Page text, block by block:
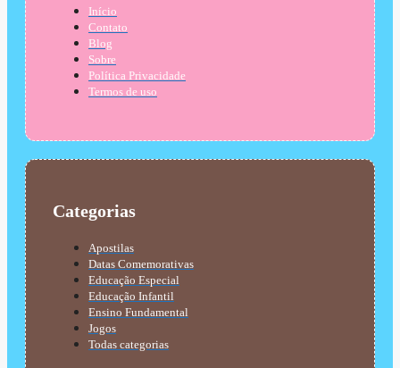
Início
Contato
Blog
Sobre
Política Privacidade
Termos de uso
Categorias
Apostilas
Datas Comemorativas
Educação Especial
Educação Infantil
Ensino Fundamental
Jogos
Todas categorias